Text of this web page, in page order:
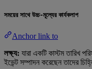
সময়ের সাথে উচ্চ-মূল্যের কার্যকলাপ
Anchor link to
লক্ষ্য: যারা একটি কাস্টম তারিখ
ইভেন্ট সম্পাদন করেছেন তাদের